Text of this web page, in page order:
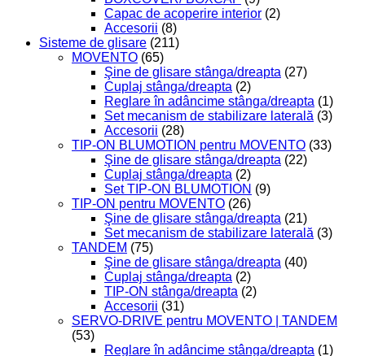
Capac de acoperire interior (2)
Accesorii (8)
Sisteme de glisare (211)
MOVENTO (65)
Şine de glisare stânga/dreapta (27)
Cuplaj stânga/dreapta (2)
Reglare în adâncime stânga/dreapta (1)
Set mecanism de stabilizare laterală (3)
Accesorii (28)
TIP-ON BLUMOTION pentru MOVENTO (33)
Şine de glisare stânga/dreapta (22)
Cuplaj stânga/dreapta (2)
Set TIP-ON BLUMOTION (9)
TIP-ON pentru MOVENTO (26)
Şine de glisare stânga/dreapta (21)
Set mecanism de stabilizare laterală (3)
TANDEM (75)
Şine de glisare stânga/dreapta (40)
Cuplaj stânga/dreapta (2)
TIP-ON stânga/dreapta (2)
Accesorii (31)
SERVO-DRIVE pentru MOVENTO | TANDEM
(53)
Reglare în adâncime stânga/dreapta (1)